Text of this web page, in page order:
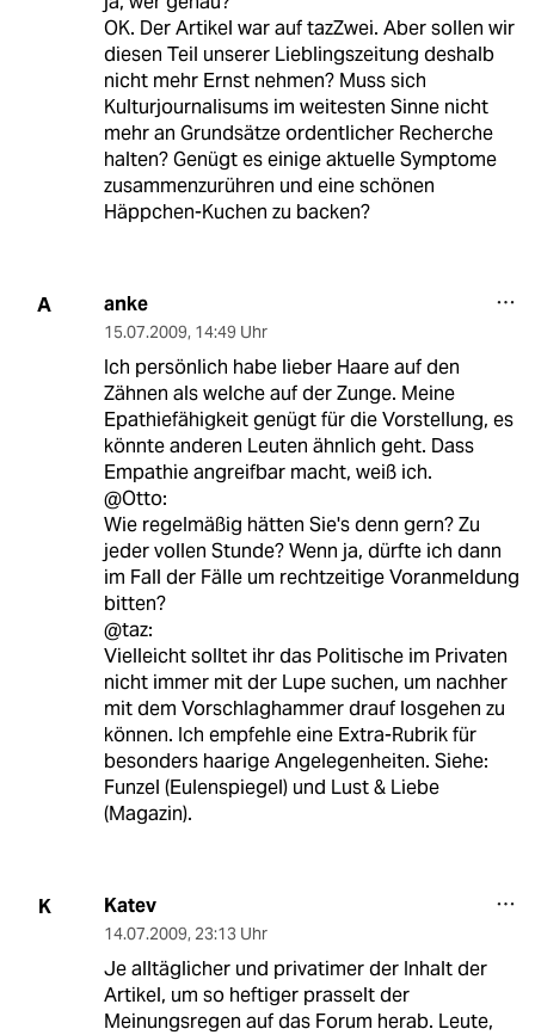
OK. Der Artikel war auf tazZwei. Aber sollen wir
diesen Teil unserer Lieblingszeitung deshalb
nicht mehr Ernst nehmen? Muss sich
Kulturjournalisums im weitesten Sinne nicht
mehr an Grundsätze ordentlicher Recherche
halten? Genügt es einige aktuelle Symptome
zusammenzurühren und eine schönen
Häppchen-Kuchen zu backen?
A anke
15.07.2009, 14:49 Uhr
Ich persönlich habe lieber Haare auf den
Zähnen als welche auf der Zunge. Meine
Epathiefähigkeit genügt für die Vorstellung, es
könnte anderen Leuten ähnlich geht. Dass
Empathie angreifbar macht, weiß ich.
@Otto:
Wie regelmäßig hätten Sie's denn gern? Zu
jeder vollen Stunde? Wenn ja, dürfte ich dann
im Fall der Fälle um rechtzeitige Voranmeldung
bitten?
@taz:
Vielleicht solltet ihr das Politische im Privaten
nicht immer mit der Lupe suchen, um nachher
mit dem Vorschlaghammer drauf losgehen zu
können. Ich empfehle eine Extra-Rubrik für
besonders haarige Angelegenheiten. Siehe:
Funzel (Eulenspiegel) und Lust & Liebe
(Magazin).
K Katev
14.07.2009, 23:13 Uhr
Je alltäglicher und privatimer der Inhalt der
Artikel, um so heftiger prasselt der
Meinungsregen auf das Forum herab. Leute,